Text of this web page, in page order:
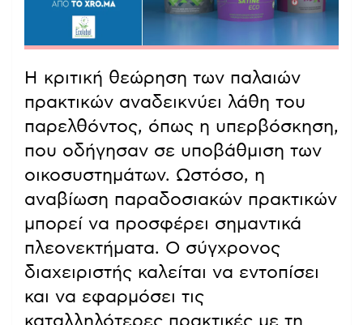
Η κριτική θεώρηση των παλαιών
πρακτικών αναδεικνύει λάθη του
παρελθόντος, όπως η υπερβόσκηση,
που οδήγησαν σε υποβάθμιση των
οικοσυστημάτων. Ωστόσο, η
αναβίωση παραδοσιακών πρακτικών
μπορεί να προσφέρει σημαντικά
πλεονεκτήματα. Ο σύγχρονος
διαχειριστής καλείται να εντοπίσει
και να εφαρμόσει τις
καταλληλότερες πρακτικές με τη